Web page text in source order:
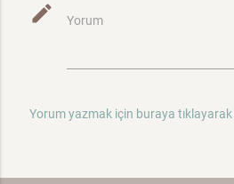
mode_edit Yorum
Yorum yazmak için buraya